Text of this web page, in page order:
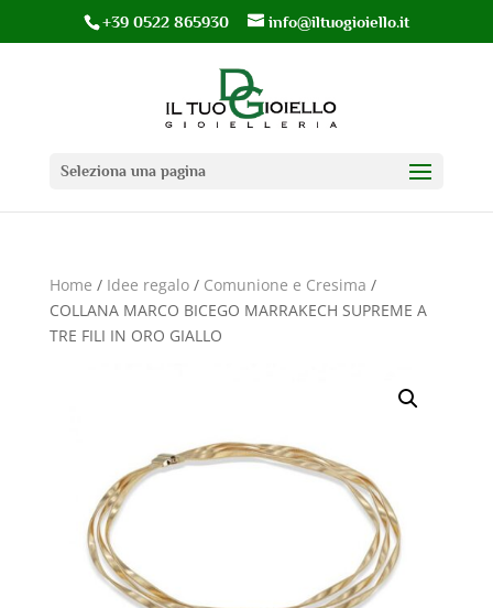
+39 0522 865930 info@iltuogioiello.it
Seleziona una pagina
Home / Idee regalo/ Comunione e Cresima /
COLLANA MARCO BICEGO MARRAKECH SUPREME A
TRE FILI IN ORO GIALLO